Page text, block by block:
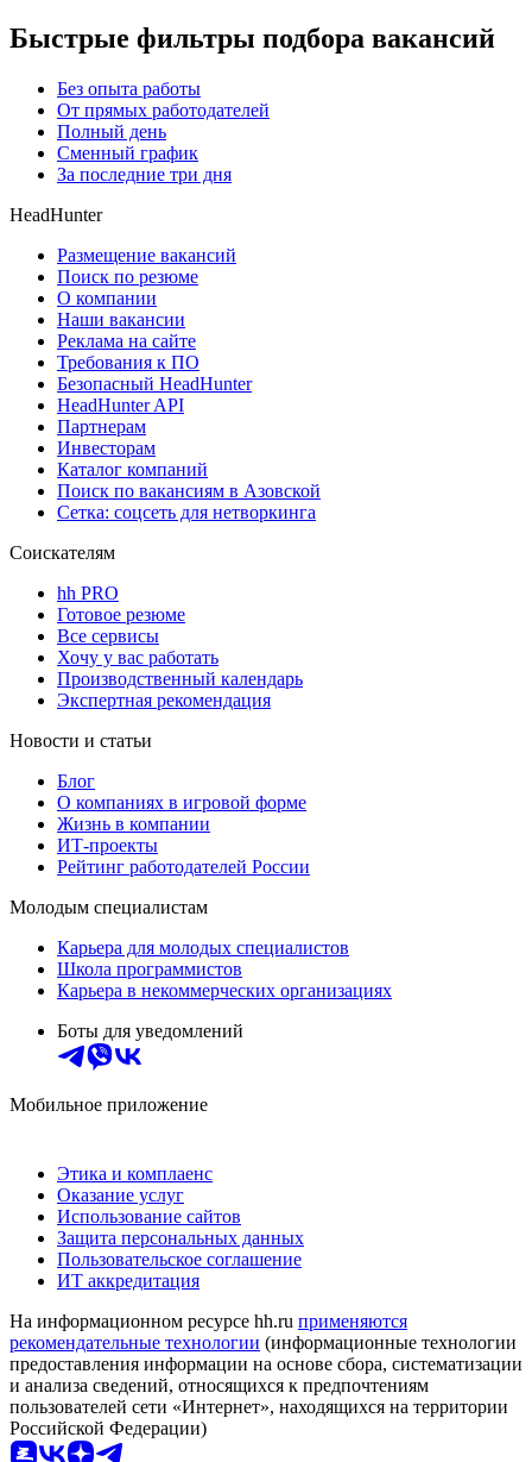
Быстрые фильтры подбора вакансий
Без опыта работы
От прямых работодателей
Полный день
Сменный график
За последние три дня
HeadHunter
Размещение вакансий
Поиск по резюме
О компании
Наши вакансии
Реклама на сайте
Требования к ПО
Безопасный HeadHunter
HeadHunter API
Партнерам
Инвесторам
Каталог компаний
Поиск по вакансиям в Азовской
Сетка: соцсеть для нетворкинга
Соискателям
hh PRO
Готовое резюме
Все сервисы
Хочу у вас работать
Производственный календарь
Экспертная рекомендация
Новости и статьи
Блог
О компаниях в игровой форме
Жизнь в компании
ИТ-проекты
Рейтинг работодателей России
Молодым специалистам
Карьера для молодых специалистов
Школа программистов
Карьера в некоммерческих организациях
Боты для уведомлений
Мобильное приложение
Этика и комплаенс
Оказание услуг
Использование сайтов
Защита персональных данных
Пользовательское соглашение
ИТ аккредитация
На информационном ресурсе hh.ru применяются
рекомендательные технологии (информационные технологии
предоставления информации на основе сбора, систематизации
и анализа сведений, относящихся к предпочтениям
пользователей сети «Интернет», находящихся на территории
Российской Федерации)